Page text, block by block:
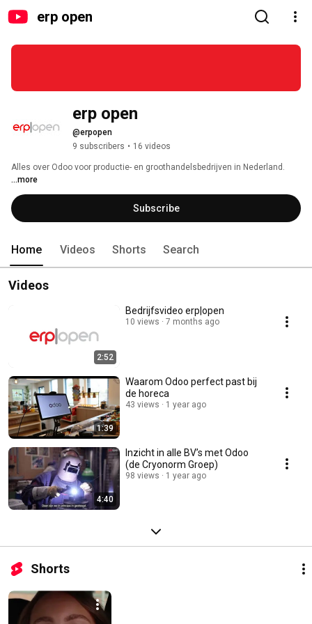
erp open
erp open
@erpopen
9 subscribers • 16 videos
Alles over Odoo voor productie- en groothandelsbedrijven in Nederland.
...more
Subscribe
Home Videos Shorts Search
Videos
2:52
Bedrijfsvideo erp|open
10 views 7 months ago
1:39
Waarom Odoo perfect past bij
de horeca
43 views 1 year ago
4:40
Inzicht in alle BV’s met Odoo
(de Cryonorm Groep)
98 views 1 year ago
Shorts